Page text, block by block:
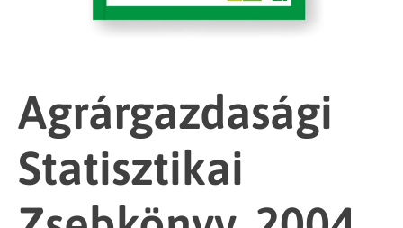
Agrárgazdasági
Statisztikai